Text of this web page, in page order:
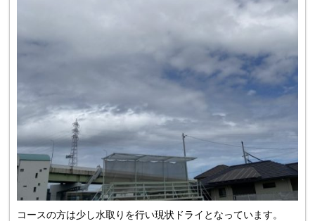
コースの方は少し水取りを行い現状ドライとなっています。